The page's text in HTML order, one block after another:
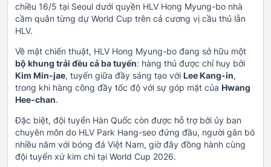
chiều 16/5 tại Seoul dưới quyền HLV Hong Myung-bo nhà
cầm quân từng dự World Cup trên cả cương vị cầu thủ lẫn
HLV.
Về mặt chiến thuật, HLV Hong Myung-bo đang sở hữu một
bộ khung trải đều cả ba tuyến: hàng thủ được chỉ huy bởi
Kim Min-jae, tuyến giữa đầy sáng tạo với Lee Kang-in,
trong khi hàng công đầy tốc độ với sự góp mặt của Hwang
Hee-chan.
Đặc biệt, đội tuyển Hàn Quốc còn được hỗ trợ bởi ủy ban
chuyên môn do HLV Park Hang-seo đứng đầu, người gắn bó
nhiều năm với bóng đá Việt Nam, giờ đây đồng hành cùng
đội tuyển xứ kim chi tại World Cup 2026.